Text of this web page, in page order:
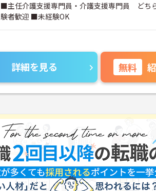
■主任介護支援専門員・介護支援専門員 どち
験者歓迎 ■未経験OK
詳細を見る 無料